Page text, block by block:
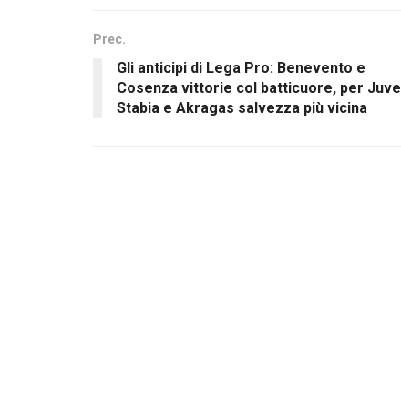
Prec.
Gli anticipi di Lega Pro: Benevento e
Cosenza vittorie col batticuore, per Juve
Stabia e Akragas salvezza più vicina